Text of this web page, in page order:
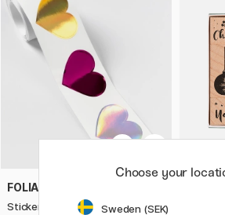
FOLIA
Stickerrol Harten
Choose your
Sweden (SEK)